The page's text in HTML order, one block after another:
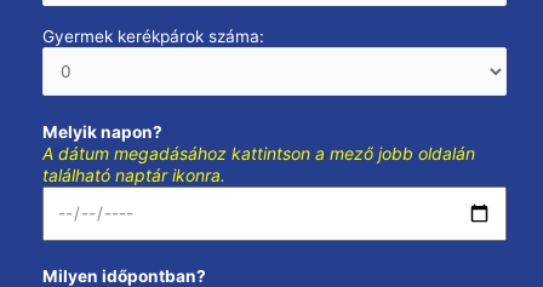
Gyermek kerékpárok száma:
Melyik napon?
A dátum megadásához kattintson a mező jobb oldalán
található naptár ikonra.
Milyen időpontban?